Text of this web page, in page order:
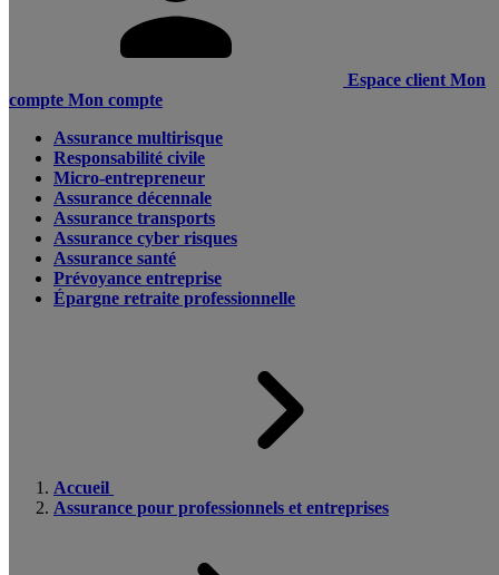
Espace client Mon
compte Mon compte
Assurance multirisque
Responsabilité civile
Micro-entrepreneur
Assurance décennale
Assurance transports
Assurance cyber risques
Assurance santé
Prévoyance entreprise
Épargne retraite professionnelle
Accueil
Assurance pour professionnels et entreprises